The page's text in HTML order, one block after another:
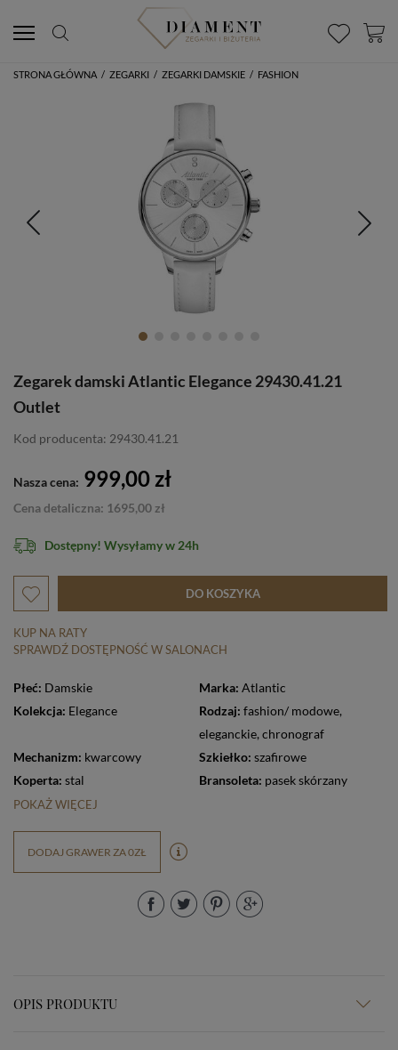
STRONA GŁÓWNA / ZEGARKI / ZEGARKI DAMSKIE / FASHION
Zegarek damski Atlantic Elegance 29430.41.21
Outlet
Kod producenta: 29430.41.21
Nasza cena: 999,00 zł
Cena detaliczna: 1695,00 zł
Dostępny! Wysyłamy w 24h
DO KOSZYKA
KUP NA RATY
SPRAWDŹ DOSTĘPNOŚĆ W SALONACH
Płeć: Damskie Marka: Atlantic
Kolekcja: Elegance Rodzaj: fashion/ modowe,
eleganckie, chronograf
Mechanizm: kwarcowy Szkiełko: szafirowe
Koperta: stal Bransoleta: pasek skórzany
POKAŻ WIĘCEJ
DODAJ GRAWER ZA 0ZŁ
OPIS PRODUKTU